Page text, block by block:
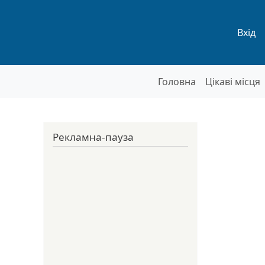
Вхід
Основна
Головна Цікаві місця
Рекламна-пауза